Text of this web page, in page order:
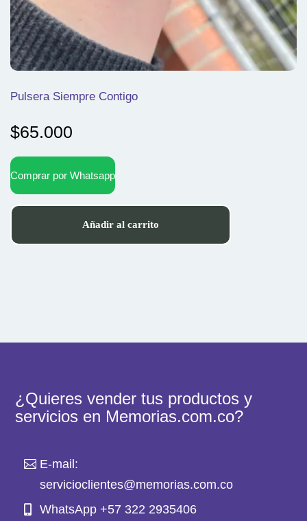
Pulsera Siempre Contigo
$65.000
Comprar por Whatsapp
Añadir al carrito
¿Quieres vender tus productos y
servicios en Memorias.com.co?
E-mail:
servicioclientes@memorias.com.co
WhatsApp +57 322 2935406